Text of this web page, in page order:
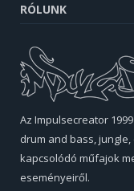
RÓLUNK
Az Impulsecreator
drum and bass,
kapcsolódó műfajok
eseményeiről.